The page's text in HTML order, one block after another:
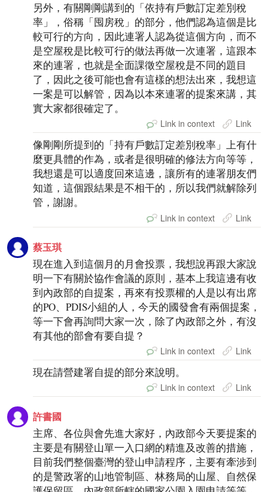
另外，有關剛剛講到的「依持有戶數訂定差別稅
率」，俗稱「囤房稅」的部分，他們認為這個是比
較可行的方向，因此連署人認為從這個方向，而不
是空屋稅是比較可行的做法再做一次連署，這跟本
來的連署，也就是全面課徵空屋稅是不同的題目
了，因此之後可能也會有這樣的想法出來，我想這
一案是可以解管，因為以本來連署的提案來講，其
實大家都很確定了。
Link in context Link
像剛剛所提到的「持有戶數訂定差別稅率」上有什
麼更具體的作為，或者是很明確的修法方向等等，
我想還是可以適度回來這邊，讓所有的連署朋友們
知道，這個跟結果是不相干的，所以我們就解除列
管，謝謝。
Link in context Link
蔡玉琪
現在進入到這個月的月會投票，我想說再跟大家說
明一下有關於協作會議的原則，基本上我這邊有收
到內政部的自提案，再來有投票權的人是以有出席
的PO、PDIS小組的人，今天的國發會有兩個提案，
等一下會再詢問大家一次，除了內政部之外，有沒
有其他的部會有要自提？
Link in context Link
現在請營建署自提的部分來說明。
Link in context Link
許書國
主席、各位與會先進大家好，內政部今天要提案的
主要是有關登山單一入口網的精進及改善的措施，
目前我們整個臺灣的登山申請程序，主要有牽涉到
的是警政署的山地管制區、林務局的山屋、自然保